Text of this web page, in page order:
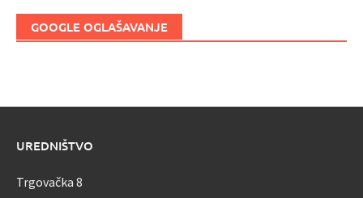
GOOGLE OGLAŠAVANJE
UREDNIŠTVO
Trgovačka 8